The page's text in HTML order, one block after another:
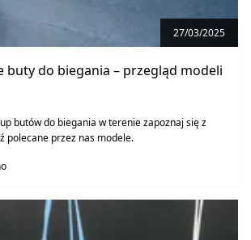
27/03/2025
buty do biegania – przegląd modeli
butów do biegania w terenie zapoznaj się z
polecane przez nas modele.